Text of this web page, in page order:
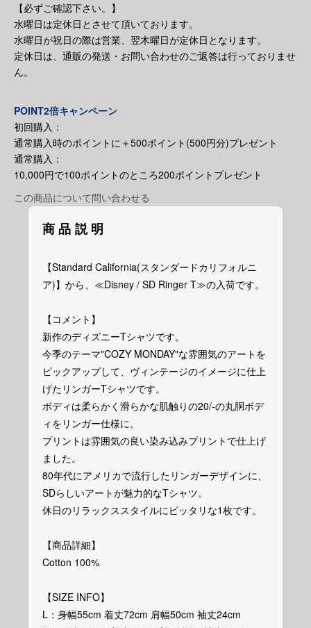
【必ずご確認下さい。】
水曜日は定休日とさせて頂いております。
水曜日が祝日の際は営業、翌木曜日が定休日となります。
定休日は、通販の発送・お問い合わせのご返答は行っておりませ
ん。
POINT2倍キャンペーン
初回購入：
通常購入時のポイントに＋500ポイント(500円分)プレゼント
通常購入：
10,000円で100ポイントのところ200ポイントプレゼント
この商品について問い合わせる
商品説明
【Standard California(スタンダードカリフォルニ
ア)】から、≪Disney / SD Ringer T≫の入荷です。
【コメント】
新作のディズニーTシャツです。
今季のテーマ"COZY MONDAY"な雰囲気のアートを
ピックアップして、ヴィンテージのイメージに仕上
げたリンガーTシャツです。
ボディは柔らかく滑らかな肌触りの20/-の丸胴ボデ
ィをリンガー仕様に。
プリントは雰囲気の良い染み込みプリントで仕上げ
ました。
80年代にアメリカで流行したリンガーデザインに、
SDらしいアートが魅力的なTシャツ。
休日のリラックススタイルにピッタリな1枚です。
【商品詳細】
Cotton 100%
【SIZE INFO】
L：身幅55cm 着丈72cm 肩幅50cm 袖丈24cm